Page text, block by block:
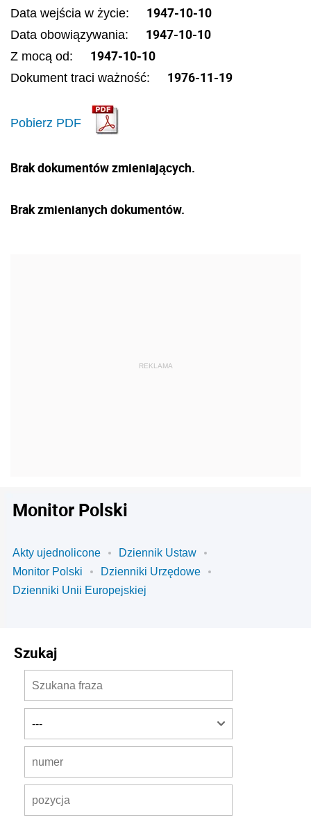
Data wejścia w życie: 1947-10-10
Data obowiązywania: 1947-10-10
Z mocą od: 1947-10-10
Dokument traci ważność: 1976-11-19
Pobierz PDF
Brak dokumentów zmieniających.
Brak zmienianych dokumentów.
Monitor Polski
Akty ujednolicone
Dziennik Ustaw
Monitor Polski
Dzienniki Urzędowe
Dzienniki Unii Europejskiej
Szukaj